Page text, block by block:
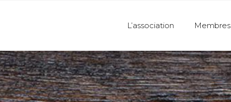
L’association Membres